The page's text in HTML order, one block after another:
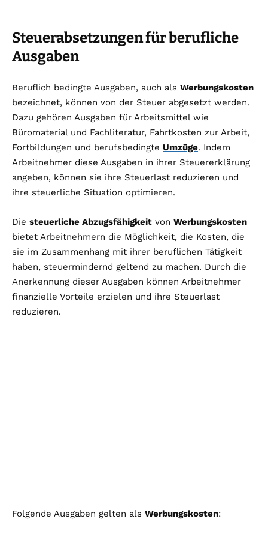
Steuerabsetzungen für berufliche
Ausgaben
Beruflich bedingte Ausgaben, auch als Werbungskosten
bezeichnet, können von der Steuer abgesetzt werden.
Dazu gehören Ausgaben für Arbeitsmittel wie
Büromaterial und Fachliteratur, Fahrtkosten zur Arbeit,
Fortbildungen und berufsbedingte Umzüge. Indem
Arbeitnehmer diese Ausgaben in ihrer Steuererklärung
angeben, können sie ihre Steuerlast reduzieren und
ihre steuerliche Situation optimieren.
Die steuerliche Abzugsfähigkeit von Werbungskosten
bietet Arbeitnehmern die Möglichkeit, die Kosten, die
sie im Zusammenhang mit ihrer beruflichen Tätigkeit
haben, steuermindernd geltend zu machen. Durch die
Anerkennung dieser Ausgaben können Arbeitnehmer
finanzielle Vorteile erzielen und ihre Steuerlast
reduzieren.
Folgende Ausgaben gelten als Werbungskosten: